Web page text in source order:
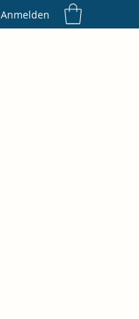
Anmelden